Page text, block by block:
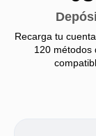
Recarga tu
120 métodos